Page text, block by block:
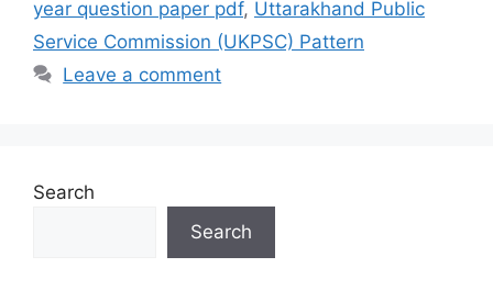
year question paper pdf, Uttarakhand Public
Service Commission (UKPSC) Pattern
Leave a comment
Search
Search